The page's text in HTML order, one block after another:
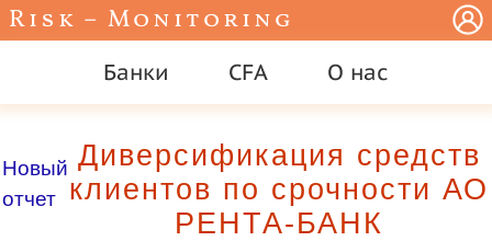
Risk – Monitoring
Банки CFA О нас
Новый
отчет
Диверсификация средств
клиентов по срочности АО
РЕНТА-БАНК